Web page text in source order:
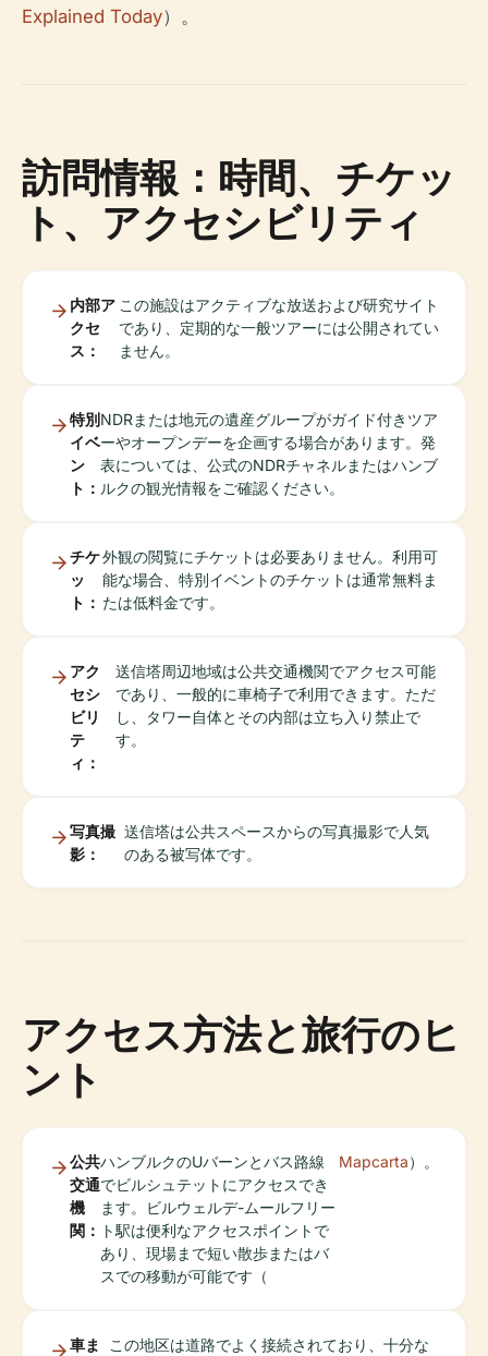
Explained Today）。
訪問情報：時間、チケッ
ト、アクセシビリティ
内部ア
クセ
ス：
この施設はアクティブな放送および研究サイト
であり、定期的な一般ツアーには公開されてい
ません。
特別
イベ
ン
ト：
NDRまたは地元の遺産グループがガイド付きツア
ーやオープンデーを企画する場合があります。発
表については、公式のNDRチャネルまたはハンブ
ルクの観光情報をご確認ください。
チケ
ッ
ト：
外観の閲覧にチケットは必要ありません。利用可
能な場合、特別イベントのチケットは通常無料ま
たは低料金です。
アク
セシ
ビリ
テ
ィ：
送信塔周辺地域は公共交通機関でアクセス可能
であり、一般的に車椅子で利用できます。ただ
し、タワー自体とその内部は立ち入り禁止で
す。
写真撮
影：
送信塔は公共スペースからの写真撮影で人気
のある被写体です。
アクセス方法と旅行のヒ
ント
公共
交通
機
関：
ハンブルクのUバーンとバス路線
でビルシュテットにアクセスでき
ます。ビルウェルデ-ムールフリー
ト駅は便利なアクセスポイントで
あり、現場まで短い散歩またはバ
スでの移動が可能です（
Mapcarta）。
車ま
この地区は道路でよく接続されており、十分な